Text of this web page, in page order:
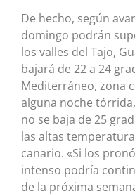
De hecho, según
domingo podrán
los valles del Tajo,
bajará de 22 a 24
Mediterráneo, zona
alguna noche
no se baja de 25
las altas
canario. «Si los
intenso podría
de la próxima